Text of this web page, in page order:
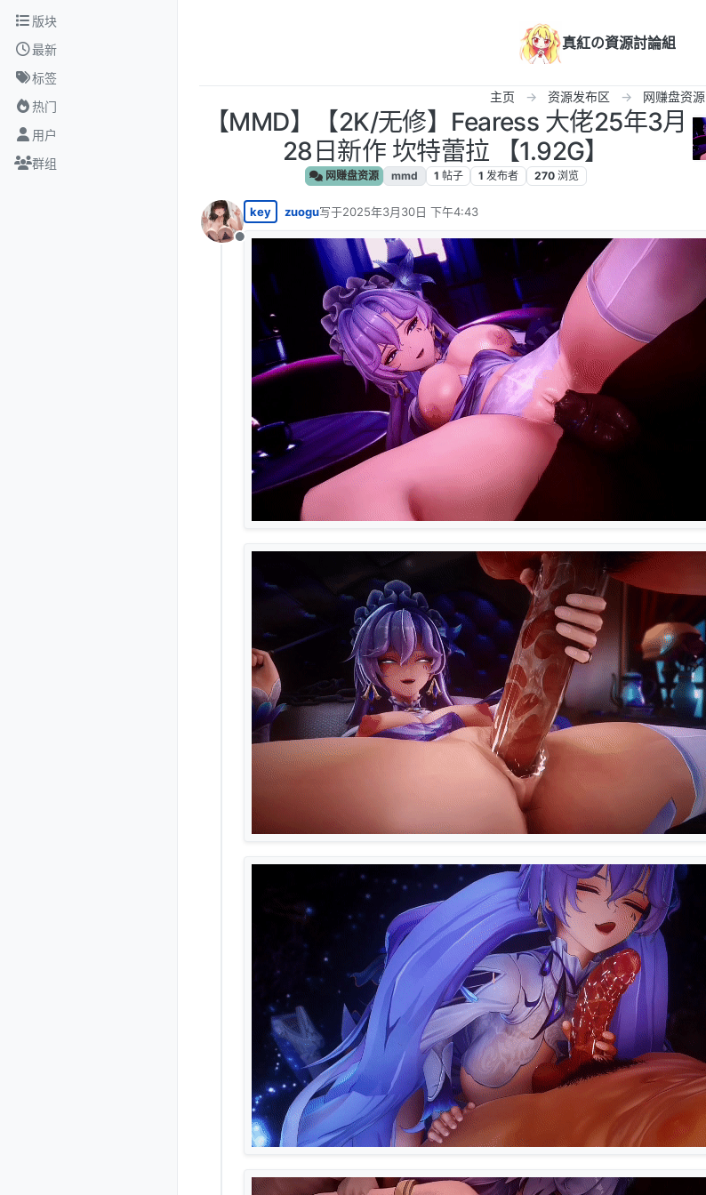
跳转至内容
版块
最新
标签
热门
用户
群组
真紅の資源討論組
主页 资源发布区 网赚盘资源
【MMD】【2K/无修】Fearess 大佬25年3月
28日新作 坎特蕾拉 【1.92G】
网赚盘资源 mmd 1 帖子 1 发布者 270 浏览
离线
key zuogu写于2025年3月30日 下午4:43
最后由 编辑